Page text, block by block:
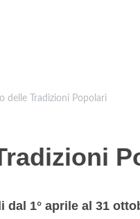
delle Tradizioni Popolari
1° aprile al 31